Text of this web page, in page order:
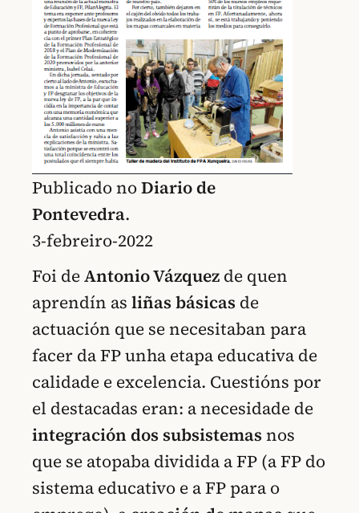
Publicado noDiario de
Pontevedra.
3-febreiro-2022
Foi deAntonio Vázquez de quen
aprendín as liñas básicas de
actuación que se necesitaban para
facer da FP unha etapa educativa de
calidade e excelencia. Cuestións por
el destacadas eran: a necesidade de
integración dos subsistemas nos
que se atopaba dividida a FP (a FP do
sistema educativo e a FP para o